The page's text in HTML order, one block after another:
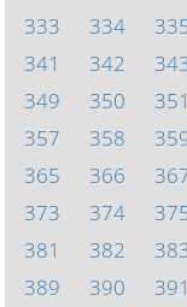
333
334
341
342
349
350 351
357
358
365
366
373
374
381
382
389
390 391